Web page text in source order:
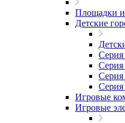
Площадки
Детские
Игровые
Игровые